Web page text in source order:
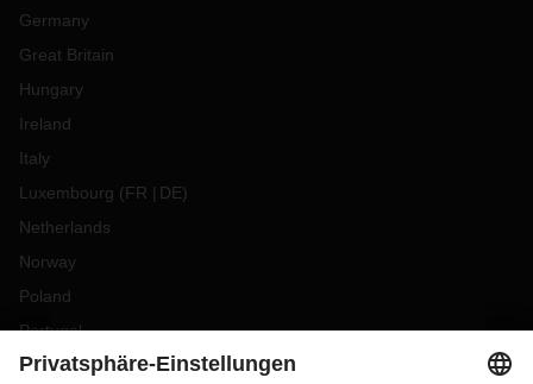
Germany
Great Britain
Hungary
Ireland
Italy
Luxembourg (FR DE)
Netherlands
Norway
Poland
Portugal
Romania